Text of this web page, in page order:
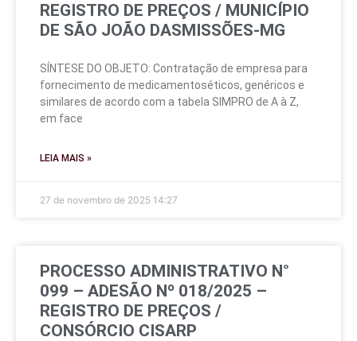
REGISTRO DE PREÇOS / MUNICÍPIO
DE SÃO JOÃO DASMISSÕES-MG
SÍNTESE DO OBJETO: Contratação de empresa para
fornecimento de medicamentoséticos, genéricos e
similares de acordo com a tabela SIMPRO de A à Z,
em face
LEIA MAIS »
27 de novembro de 2025 14:27
PROCESSO ADMINISTRATIVO N°
099 – ADESÃO Nº 018/2025 –
REGISTRO DE PREÇOS /
CONSÓRCIO CISARP